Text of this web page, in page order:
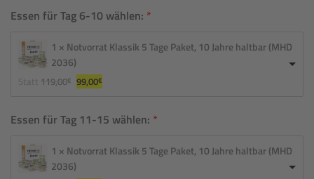
119,00€99,00€.
Essen für Tag 6-10 wählen:
1 × Notvorrat Klassik 5 Tage Paket, 10 Jahre haltbar (MHD
2036)
Statt 119,00€ Ursprünglicher
Preis
119,00€
99,00€Aktueller
Preis
99,00€.
Essen für Tag 11-15 wählen:
1 × Notvorrat Klassik 5 Tage Paket, 10 Jahre haltbar (MHD
2036)